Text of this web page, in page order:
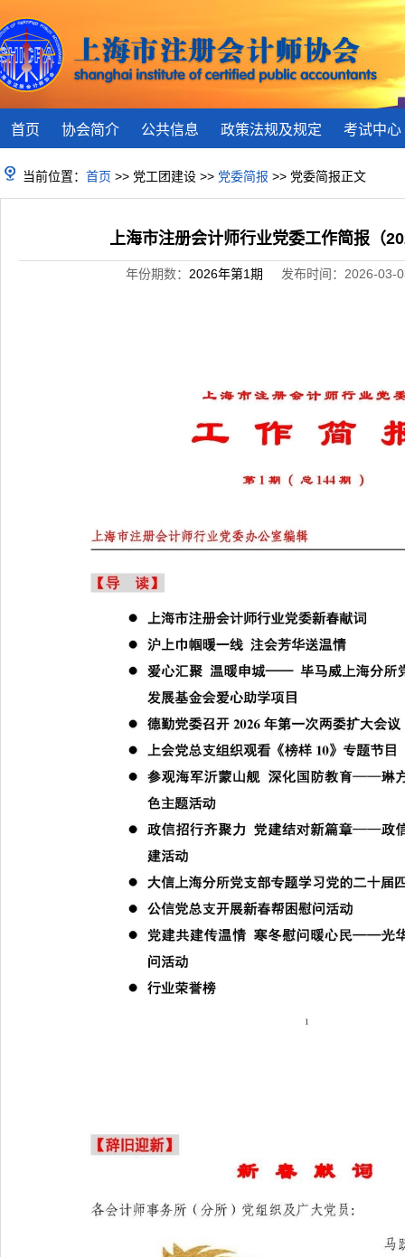
首页 协会简介 公共信息 政策法规及规定 考试中心
当前位置： 首页 >> 党工团建设 >> 党委简报 >> 党委简报正文
上海市注册会计师行业党委工作简报（
年份期数： 2026年第1期 发布时间：2026-